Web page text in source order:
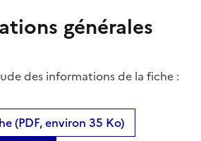
générales
des informations de la fiche :
(PDF, environ 35 Ko)